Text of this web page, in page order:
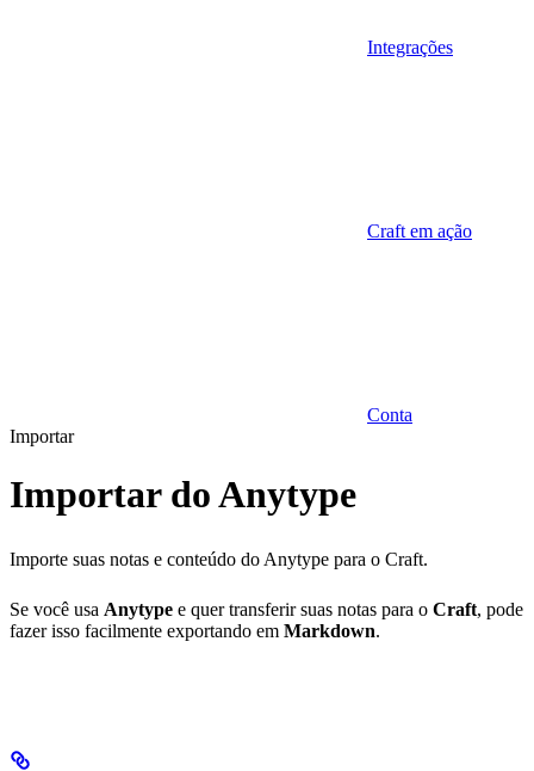
Integrações
Craft em ação
Conta
Importar
Importar do Anytype
Importe suas notas e conteúdo do Anytype para o Craft.
Se você usa Anytype e quer transferir suas notas para o Craft, pode
fazer isso facilmente exportando em Markdown.